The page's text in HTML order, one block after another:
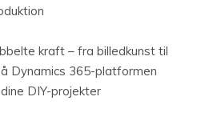
kraft – fra billedkunst til
Dynamics 365-platformen
DIY-projekter